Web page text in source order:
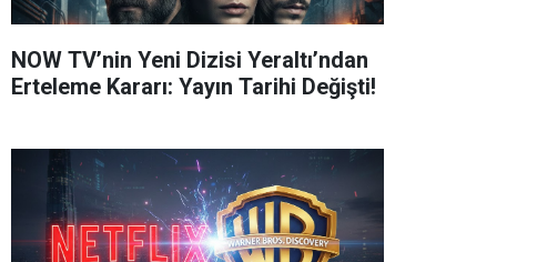
NOW TV’nin Yeni Dizisi Yeraltı’ndan
Erteleme Kararı: Yayın Tarihi Değişti!